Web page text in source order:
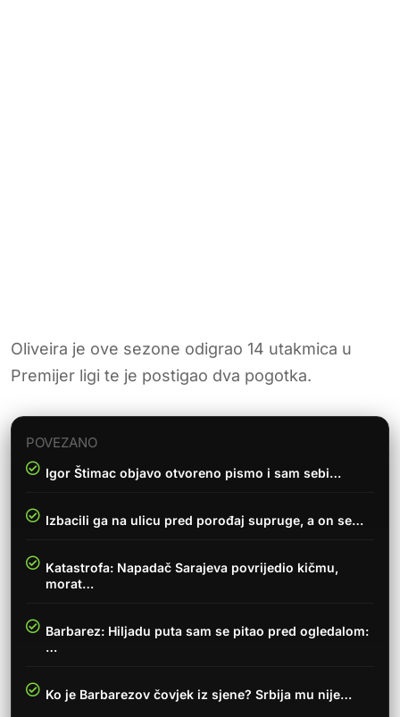
Oliveira je ove sezone odigrao 14 utakmica u
Premijer ligi te je postigao dva pogotka.
POVEZANO
Igor Štimac objavo otvoreno pismo i sam sebi…
Izbacili ga na ulicu pred porođaj supruge, a on se…
Katastrofa: Napadač Sarajeva povrijedio kičmu,
morat…
Barbarez: Hiljadu puta sam se pitao pred ogledalom:
…
Ko je Barbarezov čovjek iz sjene? Srbija mu nije…